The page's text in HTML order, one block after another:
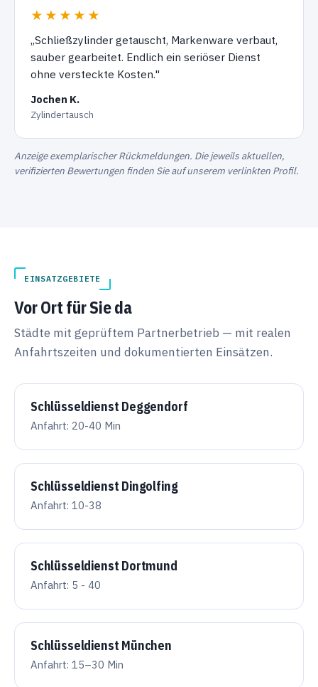
★★★★★
„Schließzylinder getauscht, Markenware verbaut,
sauber gearbeitet. Endlich ein seriöser Dienst
ohne versteckte Kosten."
Jochen K.
Zylindertausch
Anzeige exemplarischer Rückmeldungen. Die jeweils aktuellen,
verifizierten Bewertungen finden Sie auf unserem verlinkten Profil.
EINSATZGEBIETE
Vor Ort für Sie da
Städte mit geprüftem Partnerbetrieb — mit realen
Anfahrtszeiten und dokumentierten Einsätzen.
Schlüsseldienst Deggendorf
Anfahrt: 20-40 Min
Schlüsseldienst Dingolfing
Anfahrt: 10-38
Schlüsseldienst Dortmund
Anfahrt: 5 - 40
Schlüsseldienst München
Anfahrt: 15–30 Min